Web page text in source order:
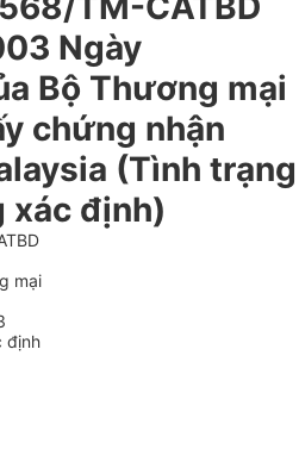
Ngày
Bộ Thương mại
chứng nhận
(Tình trạng
xác định)
mại
định